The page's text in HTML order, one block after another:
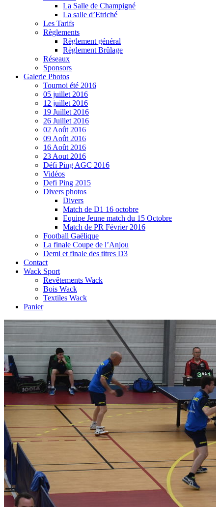
La Salle de Champigné
La salle d’Etriché
Les Tarifs
Règlements
Règlement général
Règlement Brûlage
Réseaux
Sponsors
Galerie Photos
Tournoi été 2016
05 juillet 2016
12 juillet 2016
19 Juillet 2016
26 Juillet 2016
02 Août 2016
09 Août 2016
16 Août 2016
23 Aout 2016
Défi Ping AGC 2016
Vidéos
Defi Ping 2015
Divers photos
Divers
Match de D1 16 octobre
Equipe Jeune match du 15 Octobre
Match de PR Février 2016
Football Gaëlique
La finale Coupe de l’Anjou
Demi et finale des titres D3
Contact
Wack Sport
Revêtements Wack
Bois Wack
Textiles Wack
Panier